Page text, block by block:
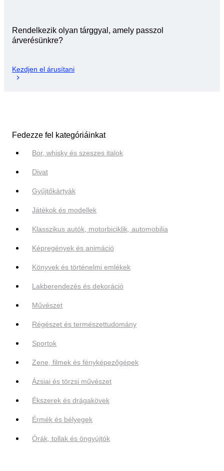
Rendelkezik olyan tárggyal, amely passzol
árverésünkre?
Kezdjen el árusítani
Fedezze fel kategóriáinkat
Bor, whisky és szeszes italok
Divat
Gyűjtőkártyák
Játékok és modellek
Klasszikus autók, motorbiciklik, automobilia
Képregények és animáció
Könyvek és történelmi emlékek
Lakberendezés és dekoráció
Művészet
Régészet és természettudomány
Sportok
Zene, filmek és fényképezőgépek
Ázsiai és törzsi művészet
Ékszerek és drágakövek
Érmék és bélyegek
Órák, tollak és öngyújtók